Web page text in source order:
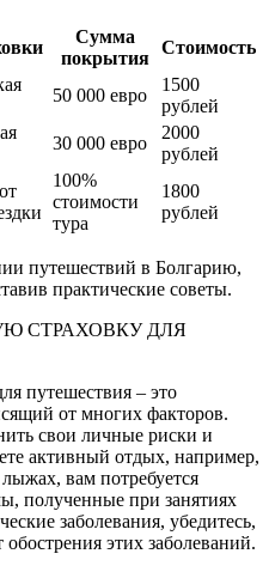
Сумма
покрытия
Стоимость
50 000 евро
1500
рублей
30 000 евро
2000
рублей
100%
стоимости
тура
1800
рублей
путешествий в Болгарию,
практические советы.
СТРАХОВКУ ДЛЯ
путешествия – это
от многих факторов.
свои личные риски и
активный отдых, например,
вам потребуется
полученные при занятиях
заболевания, убедитесь,
этих заболеваний.